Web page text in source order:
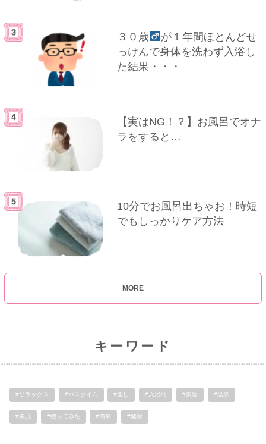
３０歳
が１年間ほとんどせ
っけんで身体を洗わず入浴し
た結果・・・
【実はNG！？】お風呂でオナ
ラをすると…
10分でお風呂出ちゃお！時短
でもしっかりケア方法
MORE
キーワード
#リラックス #バスタイム #癒し #入浴剤 #美容 #温泉
#美肌 #使ってみた #簡単 #健康